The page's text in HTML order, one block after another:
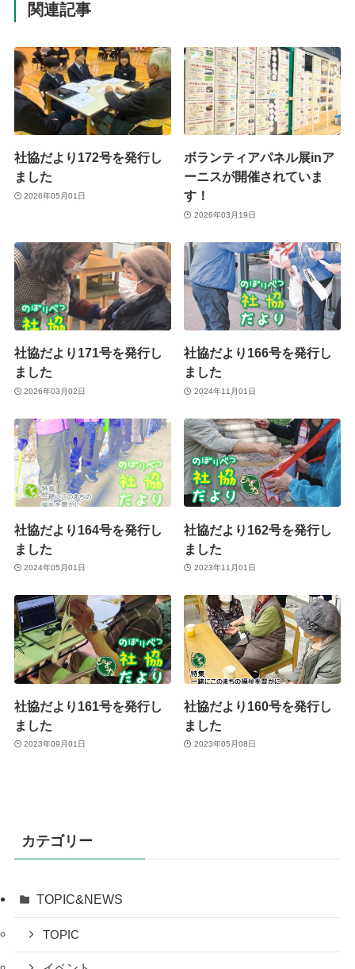
関連記事
社協だより172号を発行し
ました
2026年05月01日
ボランティアパネル展inア
ーニスが開催されていま
す！
2026年03月19日
社協だより171号を発行し
ました
2026年03月02日
社協だより166号を発行し
ました
2024年11月01日
社協だより164号を発行し
ました
2024年05月01日
社協だより162号を発行し
ました
2023年11月01日
社協だより161号を発行し
ました
2023年09月01日
社協だより160号を発行し
ました
2023年05月08日
カテゴリー
TOPIC&NEWS
TOPIC